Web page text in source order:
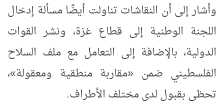
وأشار إلى أن النقاشات تناولت أيضًا مسألة إدخال
اللجنة الوطنية إلى قطاع غزة، ونشر القوات
الدولية، بالإضافة إلى التعامل مع ملف السلاح
الفلسطيني ضمن «مقاربة منطقية ومعقولة»،
تحظى بقبول لدى مختلف الأطراف.